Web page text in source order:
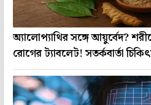
অ্যালোপ্যাথির সঙ্গে আয়ুর্বেদ?
রোগের ট্যাবলেট! সতর্কবার্তা